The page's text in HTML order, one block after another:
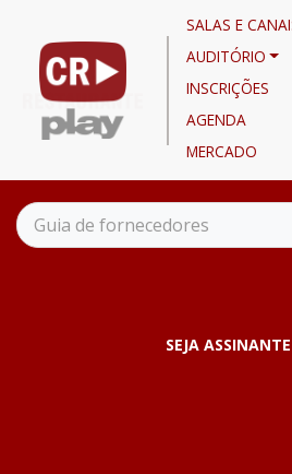
SALAS E
AUDITÓRIO
INSCRIÇÕES
AGENDA
MERCADO
SEJA ASSINANTE
Canais
Cursos e Oficinas